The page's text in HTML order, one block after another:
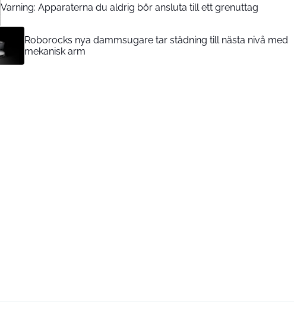
Varning: Apparaterna du aldrig bör ansluta till ett grenuttag
Roborocks nya dammsugare tar städning till nästa nivå med
mekanisk arm